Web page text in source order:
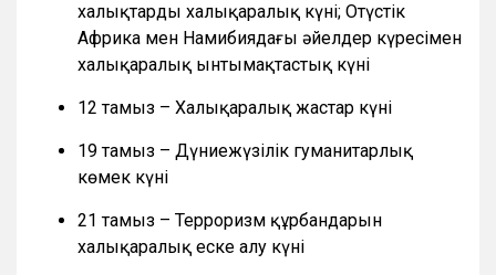
халықтардың халықаралық күні; Оңтүстік
Африка мен Намибиядағы әйелдер күресімен
халықаралық ынтымақтастық күні
12 тамыз – Халықаралық жастар күні
19 тамыз – Дүниежүзілік гуманитарлық
көмек күні
21 тамыз – Терроризм құрбандарын
халықаралық еске алу күні